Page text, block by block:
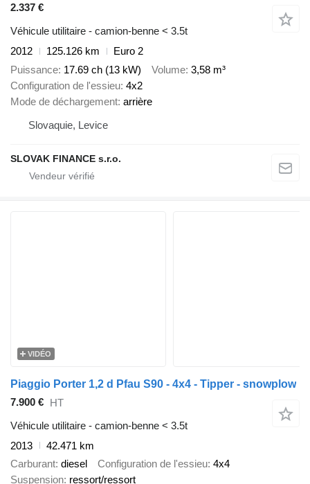
2.337 €
Véhicule utilitaire - camion-benne < 3.5t
2012
125.126 km
Euro 2
Puissance 17.69 ch (13 kW) Volume 3,58 m³
Configuration de l'essieu 4x2
Mode de déchargement arrière
Slovaquie, Levice
SLOVAK FINANCE s.r.o.
VIDÉO
Piaggio Porter 1,2 d Pfau S90 - 4x4 - Tipper - snowplow
7.900 € HT
Véhicule utilitaire - camion-benne < 3.5t
2013
42.471 km
Carburant diesel Configuration de l'essieu 4x4
Suspension ressort/ressort